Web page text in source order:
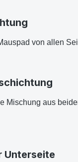
von allen
Mischung aus
Unterseite